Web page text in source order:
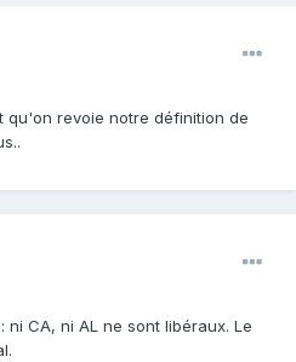
revoie notre définition de
CA, ni AL ne sont libéraux. Le